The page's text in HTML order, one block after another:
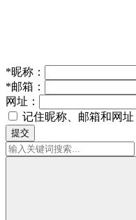
*昵称：
*邮箱：
网址：
记住昵称、邮箱和网
提交